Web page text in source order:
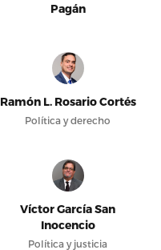
Pagán
Ramón L. Rosario Cortés
Política y derecho
Víctor García San
Inocencio
Política y justicia